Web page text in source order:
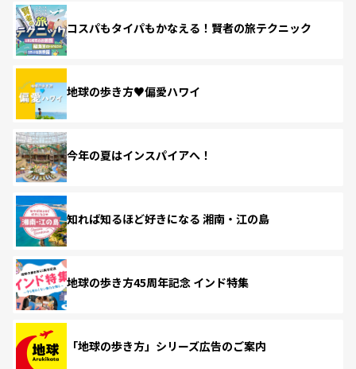
コスパもタイパもかなえる！賢者の旅テクニック
地球の歩き方♥偏愛ハワイ
今年の夏はインスパイアへ！
知れば知るほど好きになる 湘南・江の島
地球の歩き方45周年記念 インド特集
「地球の歩き方」シリーズ広告のご案内